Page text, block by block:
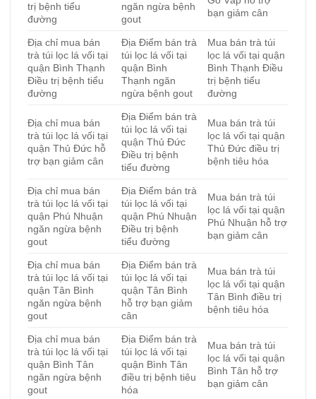
trị bệnh tiểu
đường
ngăn ngừa bệnh
gout
bạn giảm cân
Địa chỉ mua bán
trà túi lọc lá vối tại
quận Bình Thạnh
Điều trị bệnh tiểu
đường
Địa Điểm bán trà
túi lọc lá vối tại
quận Bình
Thạnh ngăn
ngừa bệnh gout
Mua bán trà túi
lọc lá vối tại quận
Bình Thạnh Điều
trị bệnh tiểu
đường
Địa chỉ mua bán
trà túi lọc lá vối tại
quận Thủ Đức hỗ
trợ bạn giảm cân
Địa Điểm bán trà
túi lọc lá vối tại
quận Thủ Đức
Điều trị bệnh
tiểu đường
Mua bán trà túi
lọc lá vối tại quận
Thủ Đức điều trị
bệnh tiêu hóa
Địa chỉ mua bán
trà túi lọc lá vối tại
quận Phú Nhuận
ngăn ngừa bệnh
gout
Địa Điểm bán trà
túi lọc lá vối tại
quận Phú Nhuận
Điều trị bệnh
tiểu đường
Mua bán trà túi
lọc lá vối tại quận
Phú Nhuận hỗ trợ
bạn giảm cân
Địa chỉ mua bán
trà túi lọc lá vối tại
quận Tân Bình
ngăn ngừa bệnh
gout
Địa Điểm bán trà
túi lọc lá vối tại
quận Tân Bình
hỗ trợ bạn giảm
cân
Mua bán trà túi
lọc lá vối tại quận
Tân Bình điều trị
bệnh tiêu hóa
Địa chỉ mua bán
trà túi lọc lá vối tại
quận Bình Tân
ngăn ngừa bệnh
gout
Địa Điểm bán trà
túi lọc lá vối tại
quận Bình Tân
điều trị bệnh tiêu
hóa
Mua bán trà túi
lọc lá vối tại quận
Bình Tân hỗ trợ
bạn giảm cân